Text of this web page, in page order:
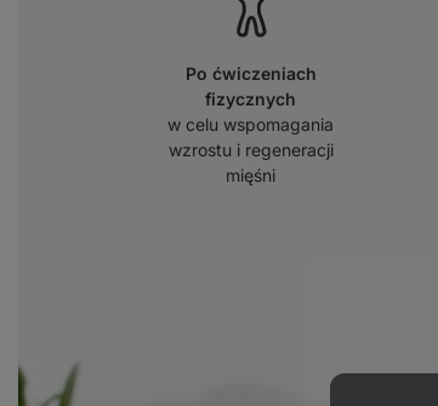
Po ćwiczeniach
fizycznych
w celu wspomagania
wzrostu i regeneracji
mięśni